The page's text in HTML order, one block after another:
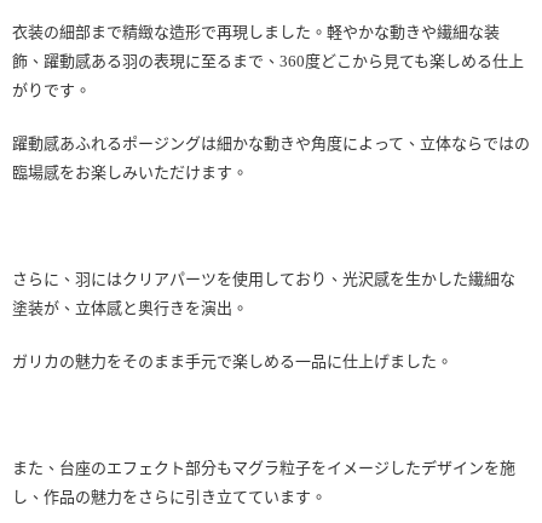
衣装の細部まで精緻な造形で再現しました。軽やかな動きや繊細な装
飾、躍動感ある羽の表現に至るまで、360度どこから見ても楽しめる仕上
がりです。
躍動感あふれるポージングは細かな動きや角度によって、立体ならではの
臨場感をお楽しみいただけます。
さらに、羽にはクリアパーツを使用しており、光沢感を生かした繊細な
塗装が、立体感と奥行きを演出。
ガリカの魅力をそのまま手元で楽しめる一品に仕上げました。
また、台座のエフェクト部分もマグラ粒子をイメージしたデザインを施
し、作品の魅力をさらに引き立てています。